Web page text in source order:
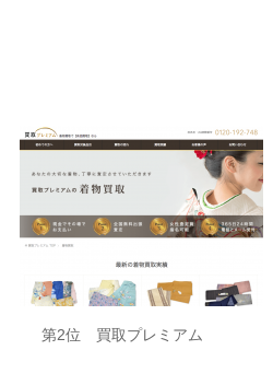
第2位 買取プレミアム